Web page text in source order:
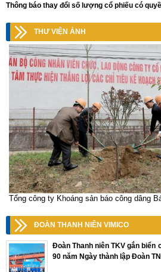
Thông báo thay đổi số lượng cổ phiếu có
THƯ VIỆN ẢNH
Tổng công ty Khoáng sản báo công dâng
ĐOÀN THANH NIÊN VIMICO
Đoàn Thanh niên TKV gắn
90 năm Ngày thành lập Đoàn